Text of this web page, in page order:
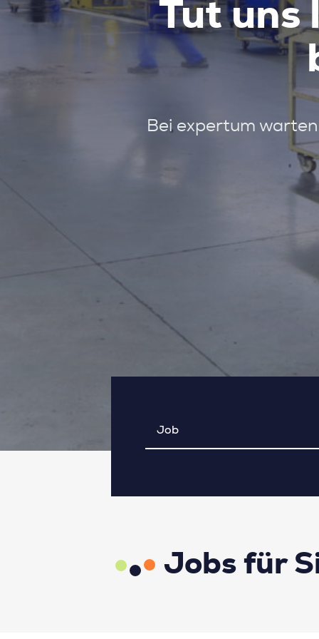
Tut uns
Bei expertum